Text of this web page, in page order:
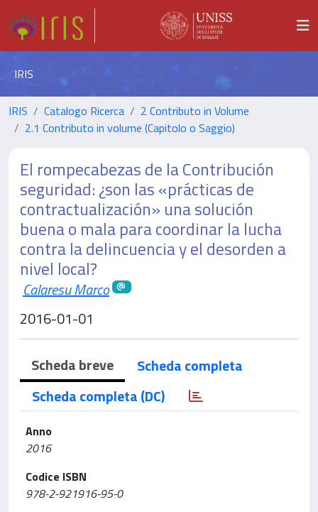
IRIS
IRIS Catalogo Ricerca
2 Contributo in Volume
2.1 Contributo in volume (Capitolo o Saggio)
El rompecabezas de la Contribución
seguridad: ¿son las «prácticas de
contractualización» una solución
buena o mala para coordinar la lucha
contra la delincuencia y el desorden a
nivel local?
Calaresu Marco
2016-01-01
Scheda breve
Scheda completa
Scheda completa (DC)
Anno
2016
Codice ISBN
978-2-921916-95-0